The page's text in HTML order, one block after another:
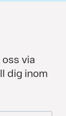
via
dig inom